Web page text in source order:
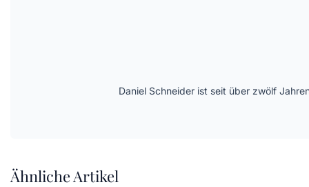
Daniel Schneider ist seit über zwölf
Ähnliche Artikel